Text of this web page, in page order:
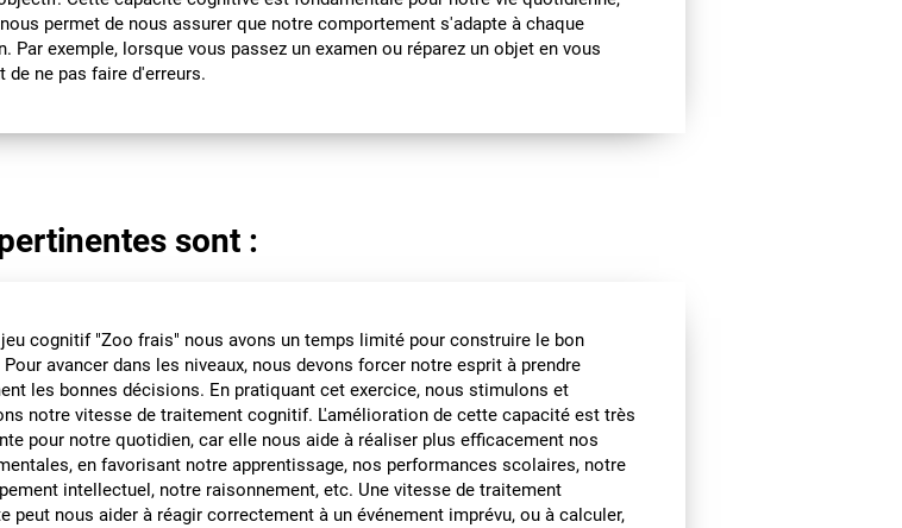
permet de nous assurer que notre comportement s'adapte à chaque
Par exemple, lorsque vous passez un examen ou réparez un objet en vous
de ne pas faire d'erreurs.
sont :
cognitif "Zoo frais" nous avons un temps limité pour construire le bon
avancer dans les niveaux, nous devons forcer notre esprit à prendre
les bonnes décisions. En pratiquant cet exercice, nous stimulons et
notre vitesse de traitement cognitif. L'amélioration de cette capacité est très
pour notre quotidien, car elle nous aide à réaliser plus efficacement nos
en favorisant notre apprentissage, nos performances scolaires, notre
intellectuel, notre raisonnement, etc. Une vitesse de traitement
peut nous aider à réagir correctement à un événement imprévu, ou à calculer,